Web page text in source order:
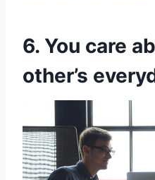
6. You care
other’s